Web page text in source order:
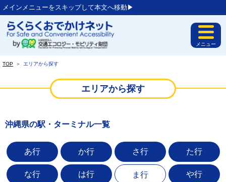
メインメニューをスキップして本文へ移動▶︎
メニュー
TOP ＞ エリアから探す
エリアから探す
沖縄県の駅・ターミナル一覧
あ行 か行 さ行 た行
な行 は行 ま行 や行